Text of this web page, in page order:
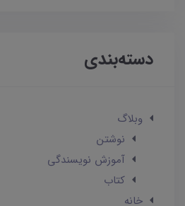
دسته‌بندی
وبلاگ
نوشتن
آموزش نویسندگی
کتاب
خانه